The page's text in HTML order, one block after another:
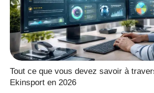
Tout ce que vous devez savoir à
Ekinsport en 2026